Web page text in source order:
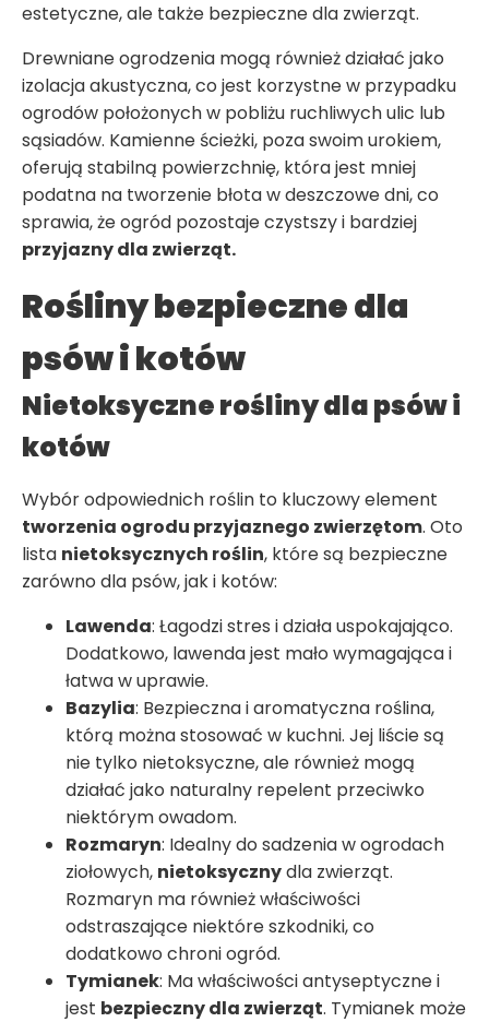
estetyczne, ale także bezpieczne dla zwierząt.
Drewniane ogrodzenia mogą również działać jako
izolacja akustyczna, co jest korzystne w przypadku
ogrodów położonych w pobliżu ruchliwych ulic lub
sąsiadów. Kamienne ścieżki, poza swoim urokiem,
oferują stabilną powierzchnię, która jest mniej
podatna na tworzenie błota w deszczowe dni, co
sprawia, że ogród pozostaje czystszy i bardziej
przyjazny dla zwierząt.
Rośliny bezpieczne dla
psów i kotów
Nietoksyczne rośliny dla psów i
kotów
Wybór odpowiednich roślin to kluczowy element
tworzenia ogrodu przyjaznego zwierzętom. Oto
lista nietoksycznych roślin, które są bezpieczne
zarówno dla psów, jak i kotów:
Lawenda: Łagodzi stres i działa uspokajająco.
Dodatkowo, lawenda jest mało wymagająca i
łatwa w uprawie.
Bazylia: Bezpieczna i aromatyczna roślina,
którą można stosować w kuchni. Jej liście są
nie tylko nietoksyczne, ale również mogą
działać jako naturalny repelent przeciwko
niektórym owadom.
Rozmaryn: Idealny do sadzenia w ogrodach
ziołowych, nietoksycznydla zwierząt.
Rozmaryn ma również właściwości
odstraszające niektóre szkodniki, co
dodatkowo chroni ogród.
Tymianek: Ma właściwości antyseptyczne i
jest bezpieczny dla zwierząt. Tymianek może